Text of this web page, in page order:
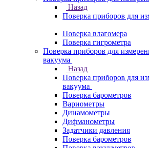
Назад
Поверка приборов для
Поверка влагомера
Поверка гигрометра
Поверка приборов для
вакуума
Назад
Поверка приборов для
вакуума
Поверка барометров
Вариометры
Динамометры
Дифманометры
Задатчики давления
Поверка барометров